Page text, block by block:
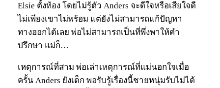
Elsie ตั้งท้อง โดยไม่รู้ตัว Anders จะดีใจหรือเสียใจดี
ไม่เพียงเขาไม่พร้อม แต่ยังไม่สามารถแก้ปัญหา
ทางออกได้เลย พ่อไม่สามารถเป็นที่พึ่งพาให้คำ
ปรึกษา แม่ก็…
เหตุการณ์ที่สาม พ่อเล่าเหตุการณ์ที่แม่นอกใจเมื่อ
ครั้น Anders ยังเด็ก พอรับรู้เรื่องนี้ชายหนุ่มรับไม่ได้